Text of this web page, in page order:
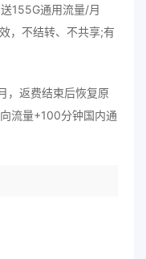
155G通用流量/月
，不结转、不共享;有
，返费结束后恢复原
流量+100分钟国内通